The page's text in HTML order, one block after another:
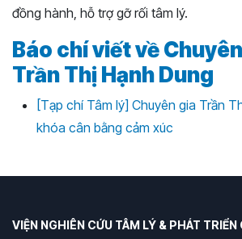
đồng hành, hỗ trợ gỡ rối tâm lý.
Báo chí viết về
Trần Thị Hạnh Dung
[Tạp chí Tâm lý] Chuyên gia Trần
khóa cân bằng cảm xúc
VIỆN NGHIÊN CỨU TÂM LÝ & PHÁT TRIỂN